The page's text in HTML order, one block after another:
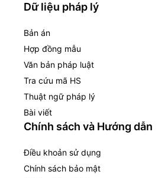
Dữ liệu pháp lý
Bản án
Hợp đồng mẫu
Văn bản pháp luật
Tra cứu mã HS
Thuật ngữ pháp lý
Bài viết
Chính sách và Hướng dẫn
Điều khoản sử dụng
Chính sách bảo mật